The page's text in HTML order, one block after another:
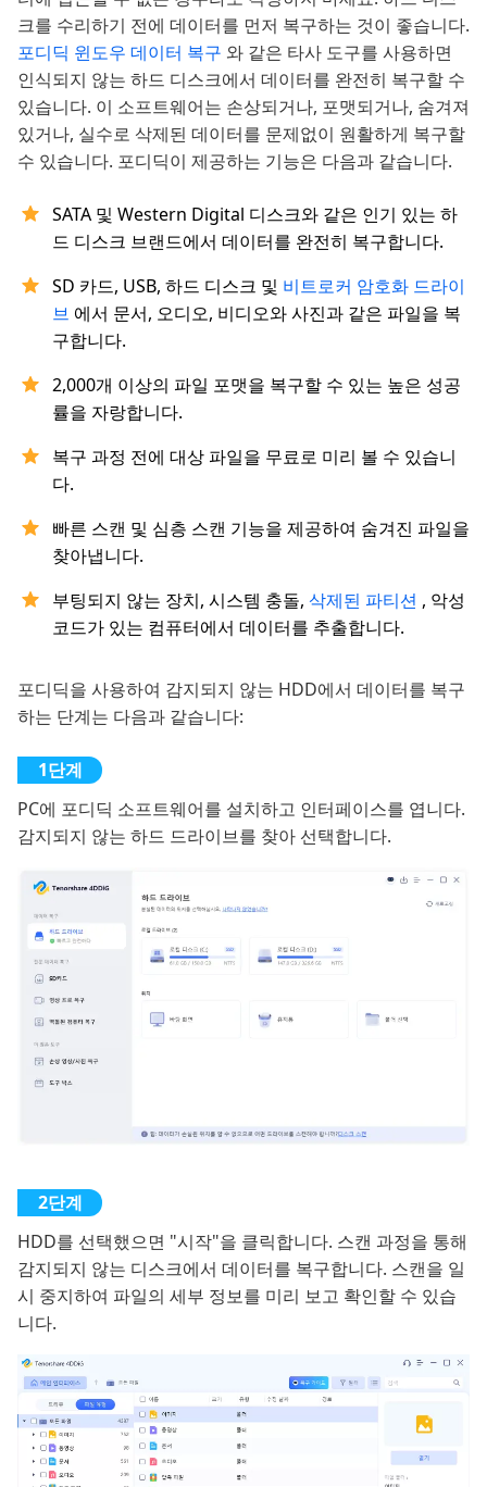
크를 수리하기 전에 데이터를 먼저 복구하는 것이 좋습니다.
포디딕 윈도우 데이터 복구 와 같은 타사 도구를 사용하면
인식되지 않는 하드 디스크에서 데이터를 완전히 복구할 수
있습니다. 이 소프트웨어는 손상되거나, 포맷되거나, 숨겨져
있거나, 실수로 삭제된 데이터를 문제없이 원활하게 복구할
수 있습니다. 포디딕이 제공하는 기능은 다음과 같습니다.
SATA 및 Western Digital 디스크와 같은 인기 있는 하
드 디스크 브랜드에서 데이터를 완전히 복구합니다.
SD 카드, USB, 하드 디스크 및 비트로커 암호화 드라이
브 에서 문서, 오디오, 비디오와 사진과 같은 파일을 복
구합니다.
2,000개 이상의 파일 포맷을 복구할 수 있는 높은 성공
률을 자랑합니다.
복구 과정 전에 대상 파일을 무료로 미리 볼 수 있습니
다.
빠른 스캔 및 심층 스캔 기능을 제공하여 숨겨진 파일을
찾아냅니다.
부팅되지 않는 장치, 시스템 충돌, 삭제된 파티션 , 악성
코드가 있는 컴퓨터에서 데이터를 추출합니다.
포디딕을 사용하여 감지되지 않는 HDD에서 데이터를 복구
하는 단계는 다음과 같습니다:
PC에 포디딕 소프트웨어를 설치하고 인터페이스를 엽니다.
감지되지 않는 하드 드라이브를 찾아 선택합니다.
HDD를 선택했으면 "시작"을 클릭합니다. 스캔 과정을 통해
감지되지 않는 디스크에서 데이터를 복구합니다. 스캔을 일
시 중지하여 파일의 세부 정보를 미리 보고 확인할 수 있습
니다.